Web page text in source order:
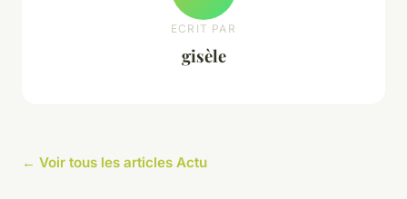
ECRIT PAR
gisèle
← Voir tous les articles Actu